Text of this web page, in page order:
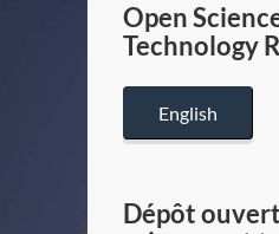
Open
Technology
English
Dépôt